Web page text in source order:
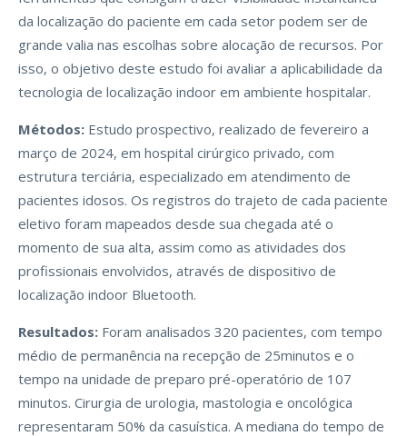
da localização do paciente em cada setor podem ser de
grande valia nas escolhas sobre alocação de recursos. Por
isso, o objetivo deste estudo foi avaliar a aplicabilidade da
tecnologia de localização indoor em ambiente hospitalar.
Métodos: Estudo prospectivo, realizado de fevereiro a
março de 2024, em hospital cirúrgico privado, com
estrutura terciária, especializado em atendimento de
pacientes idosos. Os registros do trajeto de cada paciente
eletivo foram mapeados desde sua chegada até o
momento de sua alta, assim como as atividades dos
profissionais envolvidos, através de dispositivo de
localização indoor Bluetooth.
Resultados: Foram analisados 320 pacientes, com tempo
médio de permanência na recepção de 25minutos e o
tempo na unidade de preparo pré-operatório de 107
minutos. Cirurgia de urologia, mastologia e oncológica
representaram 50% da casuística. A mediana do tempo de